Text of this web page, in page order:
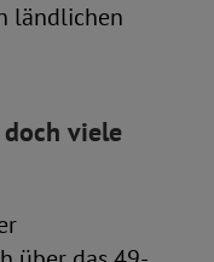
ländlichen
doch viele